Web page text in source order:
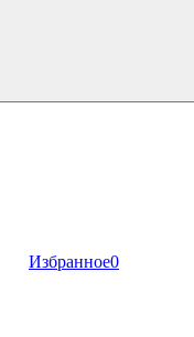
Избранное0